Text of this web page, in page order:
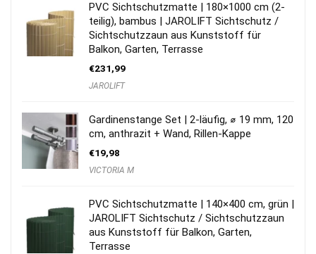
PVC Sichtschutzmatte | 180×1000 cm (2-
teilig), bambus | JAROLIFT Sichtschutz /
Sichtschutzzaun aus Kunststoff für
Balkon, Garten, Terrasse
€231,99
JAROLIFT
Gardinenstange Set | 2-läufig, ⌀ 19 mm, 120
cm, anthrazit + Wand, Rillen-Kappe
€19,98
VICTORIA M
PVC Sichtschutzmatte | 140×400 cm, grün |
JAROLIFT Sichtschutz / Sichtschutzzaun
aus Kunststoff für Balkon, Garten,
Terrasse